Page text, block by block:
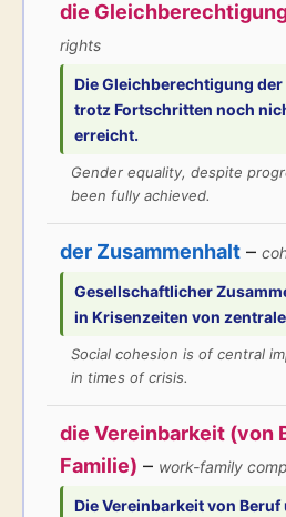
die
rights
DieGleichberechtigung der
trotz Fortschritten noch
erreicht.
Gender equality, despite
been fully achieved.
der Zusammenhalt –
Gesellschaftlicher
in Krisenzeiten von
Social cohesion is of central
in times of crisis.
die Vereinbarkeit (von
Familie) – work-family
DieVereinbarkeitvon Beruf